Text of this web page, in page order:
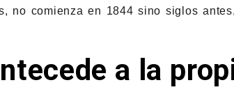
no comienza en 1844 sino siglos
a la